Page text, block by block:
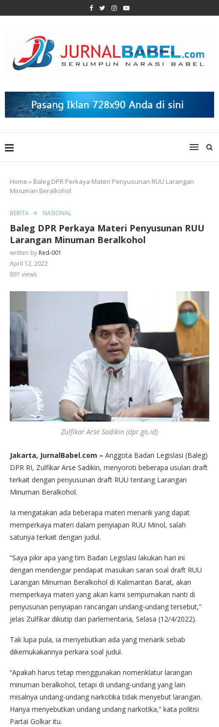
Home » Baleg DPR Perkaya Materi Penyusunan RUU Larangan
Minuman Beralkohol
BERITA NASIONAL
Baleg DPR Perkaya Materi Penyusunan RUU
Larangan Minuman Beralkohol
written by Red-001
April 12, 2022
897 views
Zulfikar Arse Sadikin (dpr.go.id)
Jakarta, JurnalBabel.com – Anggota Badan Legislasi (Baleg)
DPR RI, Zulfikar Arse Sadikin, menyoroti beberapa usulan draft
terkait dengan penyusunan draft RUU tentang Larangan
Minuman Beralkohol.
Ia mengatakan ada beberapa materi menarik yang dapat
memperkaya materi dalam penyiapan RUU Minol, salah
satunya terkait dengan judul.
“Saya pikir apa yang tim Badan Legislasi lakukan hari ini
dengan mendengar pendapat masukan saran soal draft RUU
Larangan Minuman Beralkohol di Kalimantan Barat, akan
memperkaya materi yang akan kami sempurnakan nanti di
penyusunan penyiapan rancangan undang-undang tersebut,”
jelas Zulfikar dikutip dari parlementaria, Selasa (12/4/2022).
Tak lupa pula, ia menyebutkan ada yang menarik sebab
dikemukakannya perkara soal judul.
“Apakah harus tetap menggunakan nomenklatur larangan
minuman beralkohol, tetapi di undang-undang yang lain
misalnya undang-undang narkotika tidak menyebut larangan.
Hanya menyebutkan undang undang narkotika,” kata politisi
Partai Golkar itu.